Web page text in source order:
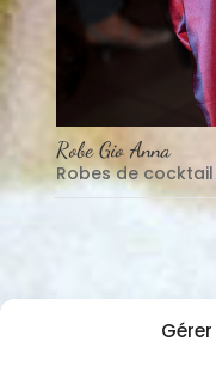
Robe Gio Anna
Robes de cocktail